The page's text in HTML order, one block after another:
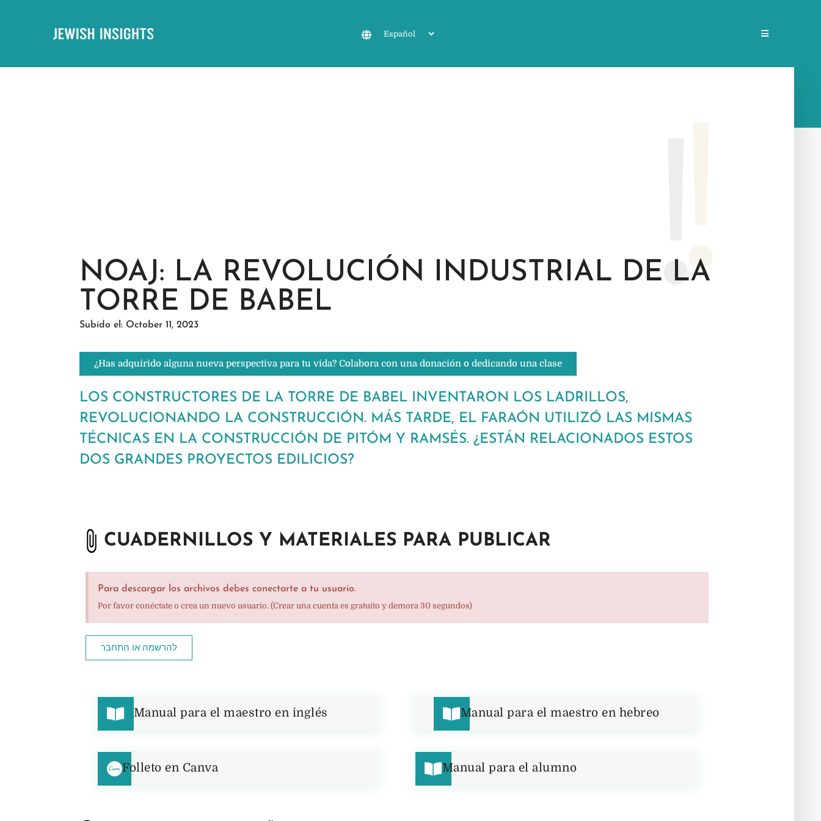
NOAJ: LA REVOLUCIÓN INDUSTRIAL DE LA
TORRE DE BABEL
Subido el: October 11, 2023
¿Has adquirido alguna nueva perspectiva para tu vida? Colabora con una donación o dedicando una clase
LOS CONSTRUCTORES DE LA TORRE DE BABEL INVENTARON LOS LADRILLOS,
REVOLUCIONANDO LA CONSTRUCCIÓN. MÁS TARDE, EL FARAÓN UTILIZÓ LAS MISMAS
TÉCNICAS EN LA CONSTRUCCIÓN DE PITÓM Y RAMSÉS. ¿ESTÁN RELACIONADOS ESTOS
DOS GRANDES PROYECTOS EDILICIOS?
CUADERNILLOS Y MATERIALES PARA PUBLICAR
Para descargar los archivos debes conectarte a tu usuario.
Por favor conéctate o crea un nuevo usuario. (Crear una cuenta es gratuito y demora 30 segundos)
להרשמה או התחבר
Manual para el maestro en inglés
Folleto en Canva
Manual para el maestro en hebreo
Manual para el alumno